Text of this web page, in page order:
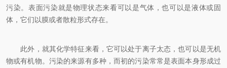
污染。表面污染就是物理状态来看可以是气体，也可以是液体或固
体，它们以膜或者散粒形式存在。
此外，就其化学特征来看，它可以处于离子太态，也可以是无机
物或有机物。污染的来源有多种，而初的污染常常是表面本身形成过